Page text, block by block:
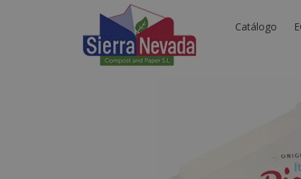
Catálogo